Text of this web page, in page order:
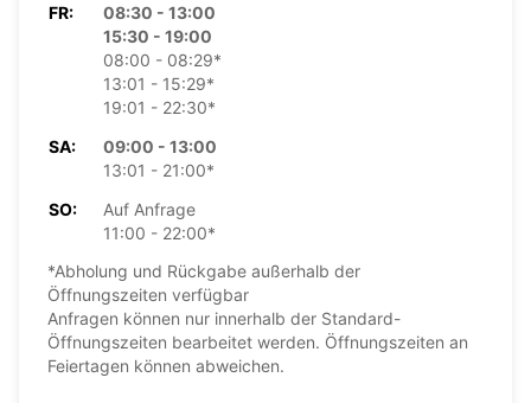
FR:
08:30 - 13:00
15:30 - 19:00
08:00 - 08:29*
13:01 - 15:29*
19:01 - 22:30*
SA:
09:00 - 13:00
13:01 - 21:00*
SO:
Auf Anfrage
11:00 - 22:00*
*Abholung und Rückgabe außerhalb der
Öffnungszeiten verfügbar
Anfragen können nur innerhalb der Standard-
Öffnungszeiten bearbeitet werden. Öffnungszeiten an
Feiertagen können abweichen.